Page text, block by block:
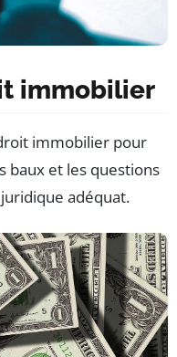
immobilier
immobilier pour
baux et les questions
adéquat.